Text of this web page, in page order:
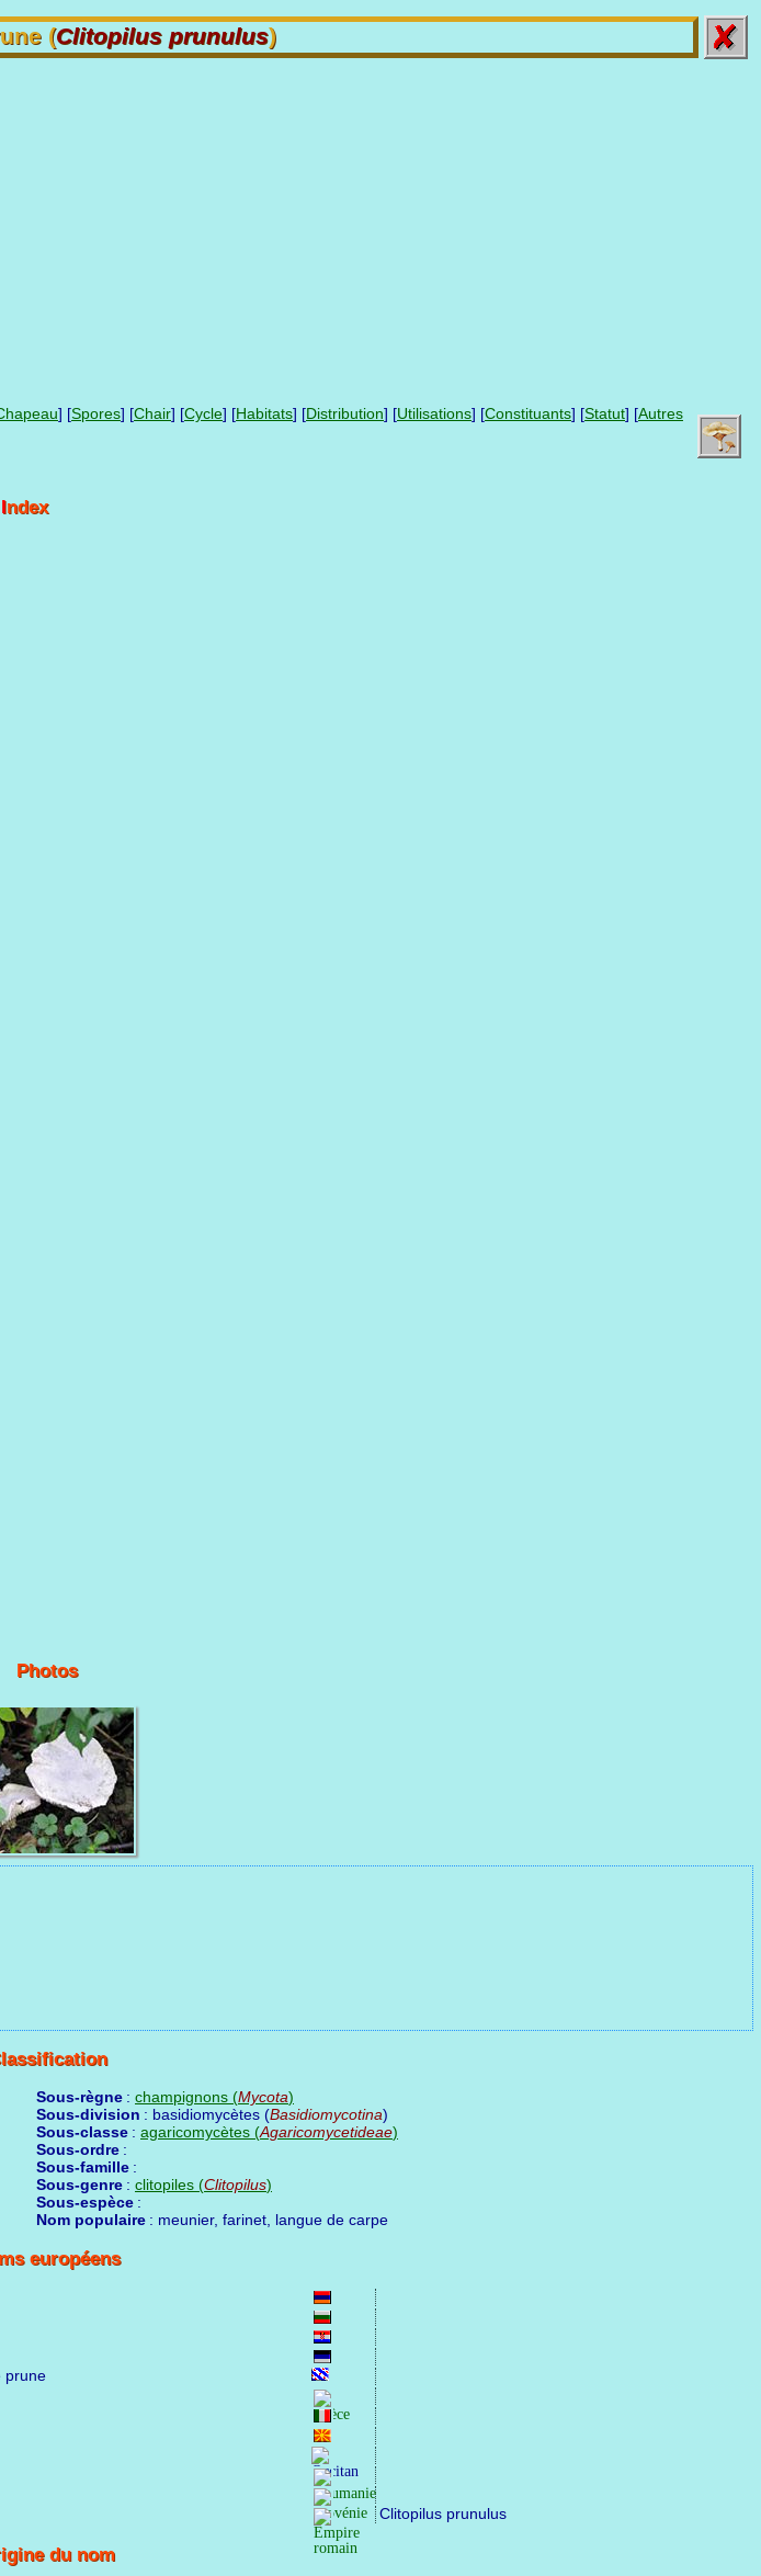
(Clitopilus prunulus)
] [Spores] [Chair] [Cycle] [Habitats] [Distribution] [Utilisations] [Constituants] [Statut] [Autres
Index
Photos
Sous-règne : champignons (Mycota)
Sous-division : basidiomycètes (Basidiomycotina)
Sous-classe : agaricomycètes (Agaricomycetideae)
Sous-ordre :
Sous-famille :
Sous-genre : clitopiles (Clitopilus)
Sous-espèce :
Nom populaire : meunier, farinet, langue de carpe
européens
prune
Clitopilus prunulus
du nom